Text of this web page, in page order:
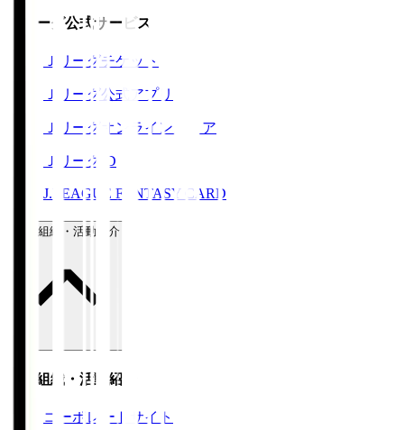
Ｊリーグ公式サービス
Ｊリーグチケット
Ｊリーグ公式アプリ
Ｊリーグオンラインストア
ＪリーグID
J.LEAGUE FANTASY CARD
運営組織・活動紹介
運営組織・活動紹介
コーポレートサイト